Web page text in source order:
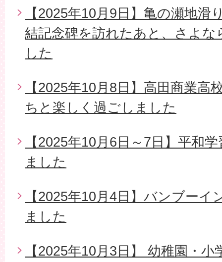
【2025年10月9日】亀の瀬地滑
結記念碑を訪れたあと、さよ
した
【2025年10月8日】高田商業高
ちと楽しく過ごしました
【2025年10月6日～7日】平和
ました
【2025年10月4日】バンブー
ました
【2025年10月3日】 幼稚園・